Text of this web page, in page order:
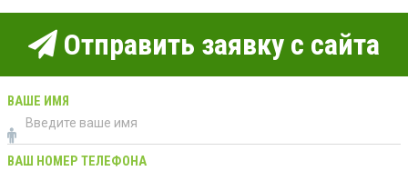
Отправить заявку с сайта
ВАШЕ ИМЯ
ВАШ НОМЕР ТЕЛЕФОНА